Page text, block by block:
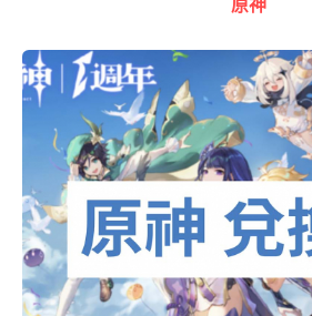
原神